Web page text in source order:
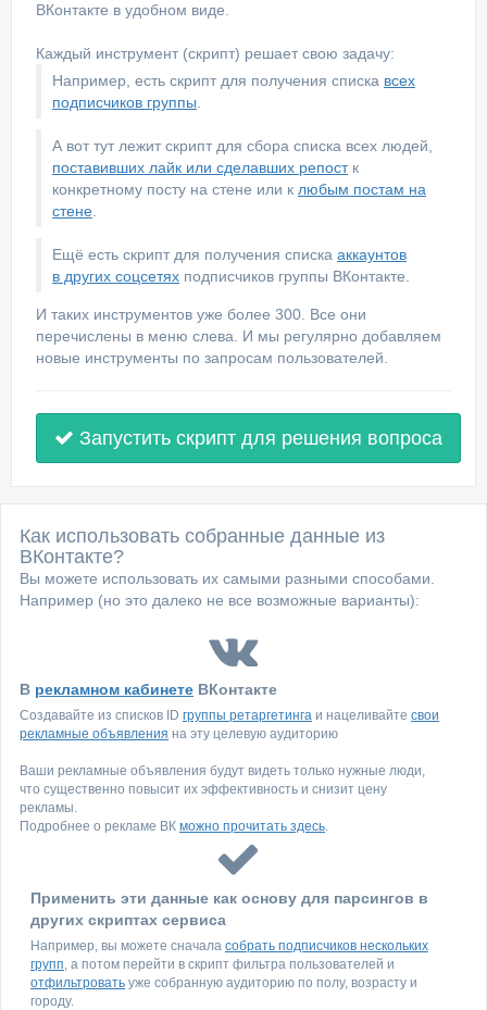
ВКонтакте в удобном виде.
Каждый инструмент (скрипт) решает свою задачу:
Например, есть скрипт для получения списка всех
подписчиков группы
А вот тут лежит скрипт для сбора списка всех людей,
поставивших лайк или сделавших репостк
конкретному посту на стене или к любым постам на
стене
Ещё есть скрипт для получения списка аккаунтов
в других соцсетях подписчиков группы ВКонтакте.
И таких инструментов уже более 300. Все они
перечислены в меню слева. И мы регулярно добавляем
новые инструменты по запросам пользователей.
Запустить скрипт для решения вопроса
Как использовать собранные данные из
ВКонтакте?
Вы можете использовать их самыми разными способами.
Например (но это далеко не все возможные варианты):
В рекламном кабинете ВКонтакте
Создавайте из списков ID группы ретаргетинга и нацеливайте свои
рекламные объявления на эту целевую аудиторию
Ваши рекламные объявления будут видеть только нужные люди,
что существенно повысит их эффективность и снизит цену
рекламы.
Подробнее о рекламе ВК можно прочитать здесь.
Применить эти данные как основу для парсингов в
других скриптах сервиса
Например, вы можете сначала собрать подписчиков нескольких
групп, а потом перейти в скрипт фильтра пользователей и
отфильтровать уже собранную аудиторию по полу, возрасту и
городу.